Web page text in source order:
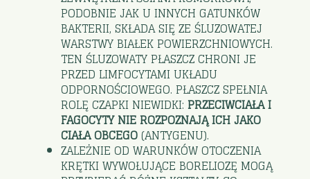
PODOBNIE JAK U INNYCH GATUNKÓW
BAKTERII, SKŁADA SIĘ ZE ŚLUZOWATEJ
WARSTWY BIAŁEK POWIERZCHNIOWYCH.
TEN ŚLUZOWATY PŁASZCZ CHRONI JE
PRZED LIMFOCYTAMI UKŁADU
ODPORNOŚCIOWEGO. PŁASZCZ SPEŁNIA
ROLĘ CZAPKI NIEWIDKI: PRZECIWCIAŁA I
FAGOCYTY NIE ROZPOZNAJĄ ICH JAKO
CIAŁA OBCEGO(ANTYGENU).
ZALEŻNIE OD WARUNKÓW OTOCZENIA
KRĘTKI WYWOŁUJĄCE BORELIOZĘ MOGĄ